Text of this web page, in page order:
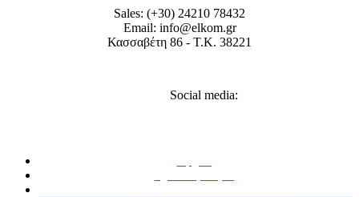
Sales: (+30) 24210 78432
Email: info@elkom.gr
Κασσαβέτη 86 - Τ.Κ. 38221
Social media: